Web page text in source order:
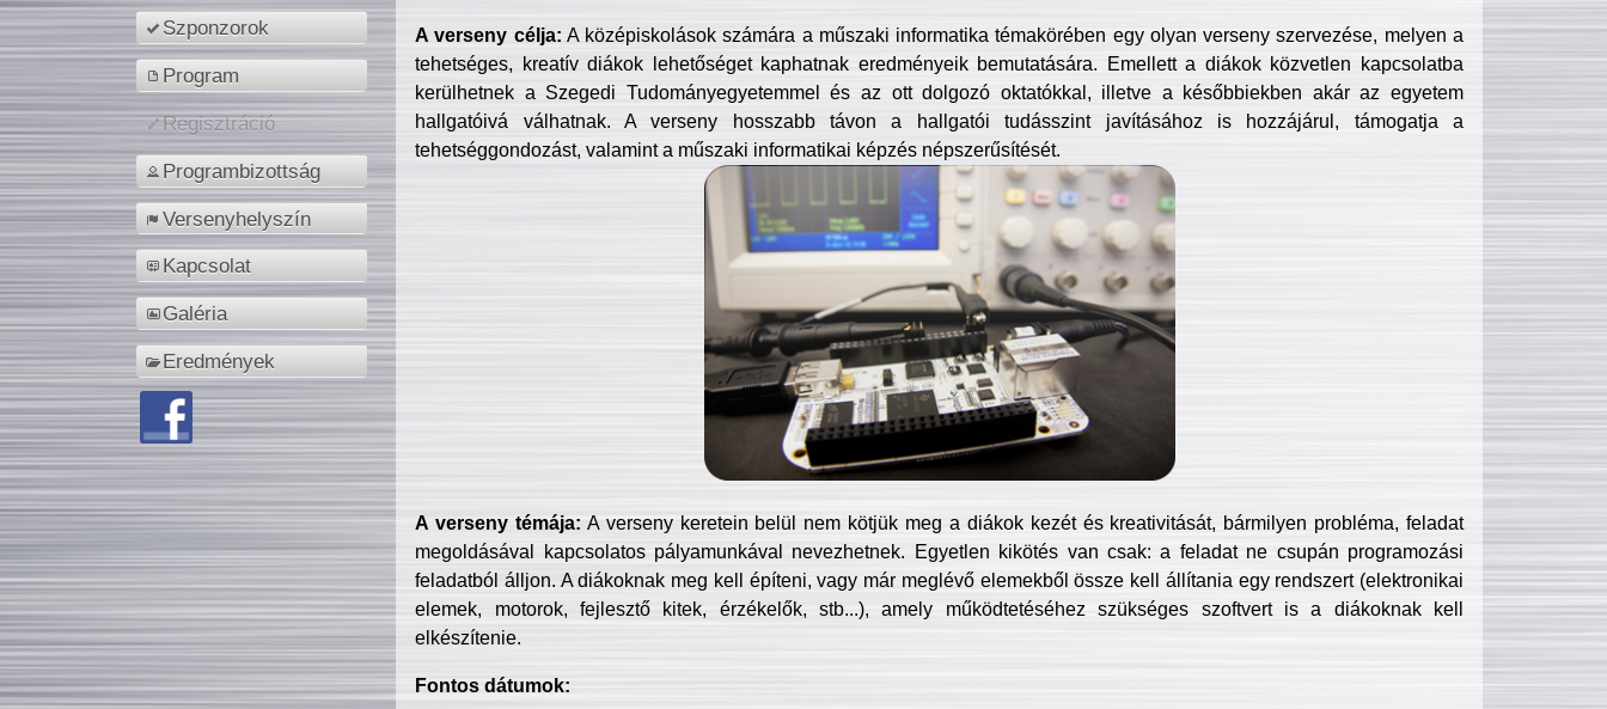
Szponzorok
Program
Regisztráció
Programbizottság
Versenyhelyszín
Kapcsolat
Galéria
Eredmények
A verseny célja: A középiskolások számára a műszaki informatika témakörében egy olyan verseny szervezése, melyen a
tehetséges, kreatív diákok lehetőséget kaphatnak eredményeik bemutatására. Emellett a diákok közvetlen kapcsolatba
kerülhetnek a Szegedi Tudományegyetemmel és az ott dolgozó oktatókkal, illetve a későbbiekben akár az egyetem
hallgatóivá válhatnak. A verseny hosszabb távon a hallgatói tudásszint javításához is hozzájárul, támogatja a
tehetséggondozást, valamint a műszaki informatikai képzés népszerűsítését.
A verseny témája: A verseny keretein belül nem kötjük meg a diákok kezét és kreativitását, bármilyen probléma, feladat
megoldásával kapcsolatos pályamunkával nevezhetnek. Egyetlen kikötés van csak: a feladat ne csupán programozási
feladatból álljon. A diákoknak meg kell építeni, vagy már meglévő elemekből össze kell állítania egy rendszert (elektronikai
elemek, motorok, fejlesztő kitek, érzékelők, stb...), amely működtetéséhez szükséges szoftvert is a diákoknak kell
elkészítenie.
Fontos dátumok: